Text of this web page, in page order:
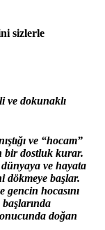
sizlerle
ve dokunaklı
ve “hocam”
bir dostluk kurar.
dünyaya ve hayata
dökmeye başlar.
hocasını
doğan